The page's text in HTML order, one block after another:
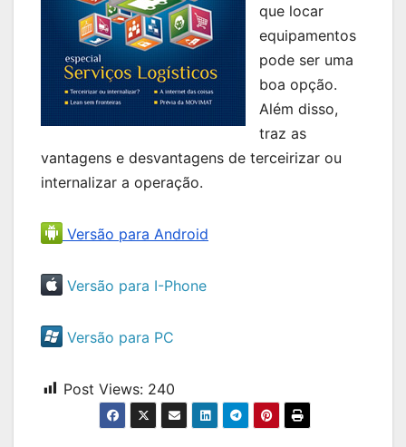
que locar
equipamentos
pode ser uma
boa opção.
Além disso,
traz as
vantagens e desvantagens de terceirizar ou
internalizar a operação.
Versão para Android
Versão para I-Phone
Versão para PC
Post Views: 240